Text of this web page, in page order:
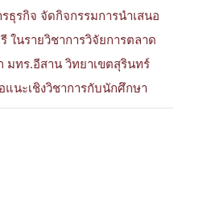
รกิจ จัดกิจกรรมการนำเสนอ
ในรายวิชาการวิจัยการตลาด
ทร.อีสาน วิทยาเขตสุรินทร์
แนะเชิงวิชาการกับนักศึกษา